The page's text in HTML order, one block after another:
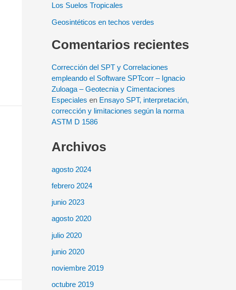
Los Suelos Tropicales
Geosintéticos en techos verdes
Comentarios recientes
Corrección del SPT y Correlaciones
empleando el Software SPTcorr – Ignacio
Zuloaga – Geotecnia y Cimentaciones
Especiales en Ensayo SPT, interpretación,
corrección y limitaciones según la norma
ASTM D 1586
Archivos
agosto 2024
febrero 2024
junio 2023
agosto 2020
julio 2020
junio 2020
noviembre 2019
octubre 2019